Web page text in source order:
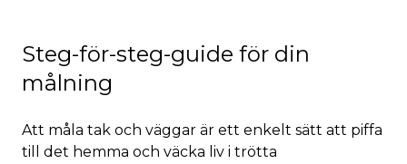
Steg-för-steg-guide för din
målning
Att måla tak och väggar är ett enkelt sätt att piffa
till det hemma och väcka liv i trötta